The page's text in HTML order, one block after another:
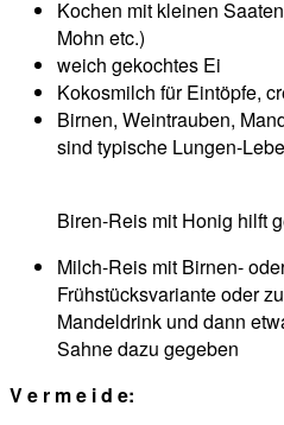
Kochen mit kleinen
Mohn etc.)
weich gekochtes Ei
Kokosmilch für Eintöpfe,
Birnen, Weintrauben,
sind typische Lungen-
Biren-Reis mit Honig hilft
Milch-Reis mit Birnen-
Frühstücksvariante oder
Mandeldrink und dann
Sahne dazu gegeben
V e r m e i d e: